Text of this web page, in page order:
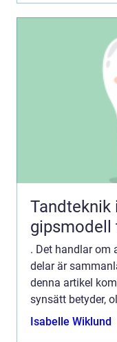
Tandteknik i
. Det handlar om
delar är
denna artikel
synsätt betyder,
kvantitativa
Isabelle Wiklund